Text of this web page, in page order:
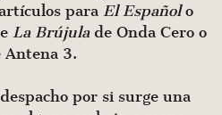
para El Españolo
La Brújula de Onda Cero o
Antena 3.
por si surge una